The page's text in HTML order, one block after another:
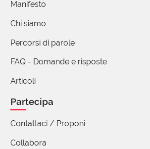
Manifesto
Chi siamo
Percorsi di parole
FAQ - Domande e risposte
Articoli
Partecipa
Contattaci / Proponi
Collabora